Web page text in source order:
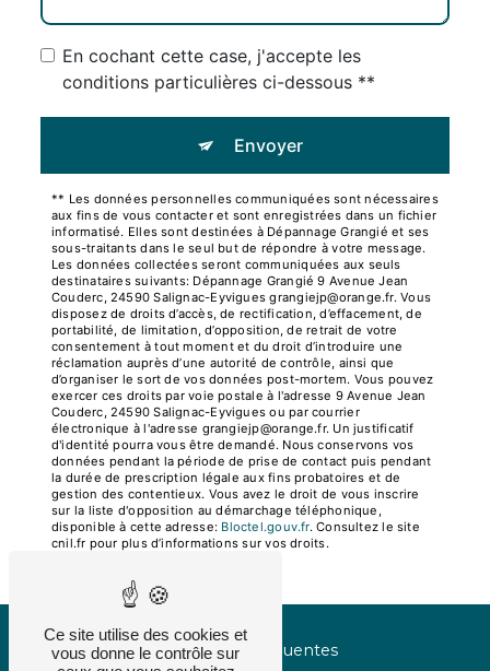
En cochant cette case, j'accepte les
conditions particulières ci-dessous **
Envoyer
** Les données personnelles communiquées sont nécessaires
aux fins de vous contacter et sont enregistrées dans un fichier
informatisé. Elles sont destinées à Dépannage Grangié et ses
sous-traitants dans le seul but de répondre à votre message.
Les données collectées seront communiquées aux seuls
destinataires suivants: Dépannage Grangié 9 Avenue Jean
Couderc, 24590 Salignac-Eyvigues grangiejp@orange.fr. Vous
disposez de droits d’accès, de rectification, d’effacement, de
portabilité, de limitation, d’opposition, de retrait de votre
consentement à tout moment et du droit d’introduire une
réclamation auprès d’une autorité de contrôle, ainsi que
d’organiser le sort de vos données post-mortem. Vous pouvez
exercer ces droits par voie postale à l'adresse 9 Avenue Jean
Couderc, 24590 Salignac-Eyvigues ou par courrier
électronique à l'adresse grangiejp@orange.fr. Un justificatif
d'identité pourra vous être demandé. Nous conservons vos
données pendant la période de prise de contact puis pendant
la durée de prescription légale aux fins probatoires et de
gestion des contentieux. Vous avez le droit de vous inscrire
sur la liste d'opposition au démarchage téléphonique,
disponible à cette adresse:
Bloctel.gouv.fr. Consultez le site
cnil.fr pour plus d’informations sur vos droits.
Recherches fréquentes
Ce site utilise des cookies et
vous donne le contrôle sur